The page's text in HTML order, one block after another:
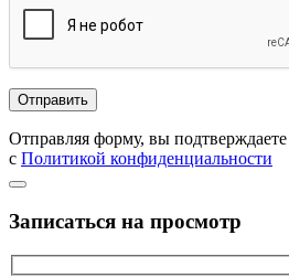
Отправляя форму, вы подтверждаете
с Политикой конфиденциальности
Записаться на просмотр